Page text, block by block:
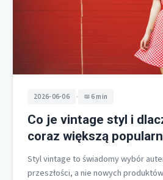
2026-06-06 • 6 min
Co je vintage styl i
coraz większą
Styl vintage to świadomy wybór
przeszłości, a nie nowych